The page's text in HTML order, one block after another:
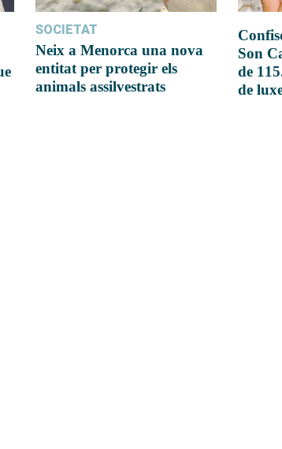
SOCIETAT
Neix a Menorca una nova
entitat per protegir els
animals assilvestrats
Son
de
de